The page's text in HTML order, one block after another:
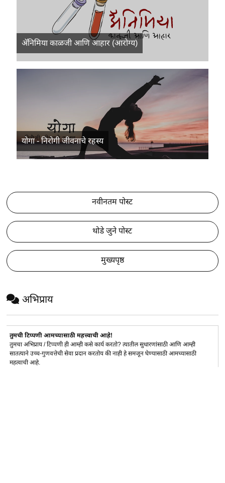
अ‍ॅनिमिया काळजी आणि आहार (आरोग्य)
योगा - निरोगी जीवनाचे रहस्य
नवीनतम पोस्ट
थोडे जुने पोस्ट
मुख्यपृष्ठ
अभिप्राय
तुमची टिप्पणी आमच्यासाठी महत्त्वाची आहे!
तुमचा अभिप्राय / टिप्पणी ही आम्ही कसे कार्य करतो? त्यातील सुधारणांसाठी आणि आम्ही
सातत्याने उच्च-गुणवत्तेची सेवा प्रदान करतोय की नाही हे समजून घेण्यासाठी आमच्यासाठी
महत्वाची आहे.